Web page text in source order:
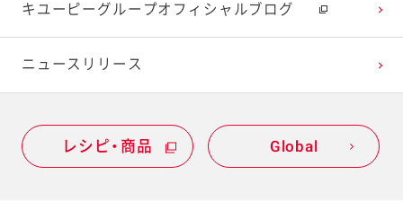
キユーピーグループオフィシャルブログ
ニュースリリース
レシピ・商品 Global